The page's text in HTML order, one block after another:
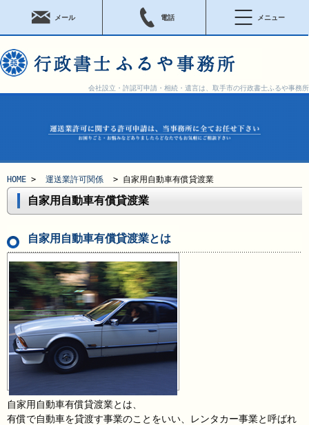
会社設立・許認可申請・相続・遺言は、取手市の行政書士ふるや事務所
メール 電話 メニュー
HOME > 運送業許可関係 > 自家用自動車有償貸渡業
自家用自動車有償貸渡業
自家用自動車有償貸渡業とは
自家用自動車有償貸渡業とは、
有償で自動車を貸渡す事業のことをいい、レンタカー事業と呼ばれ